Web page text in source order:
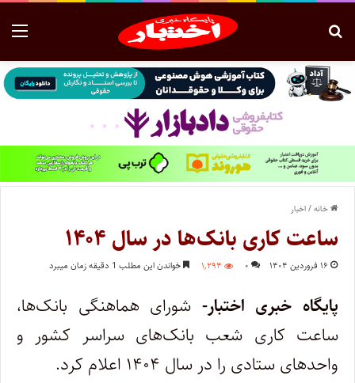
خانه/اخبار
ساعت کاری بانک‌ها در سال ۱۴۰۴
۱۶ فروردین ۱۴۰۴ ۰ ۱,۲۹۴ خواندن این مطلب 1 دقیقه زمان میبرد
پایگاه خبری اختبار- شورای هماهنگی بانک‌ها،
ساعت کاری شعب بانک‌های سراسر کشور و
واحدهای ستادی را در سال ۱۴۰۴ اعلام کرد.